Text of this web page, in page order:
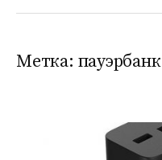
Метка: пауэрбанк